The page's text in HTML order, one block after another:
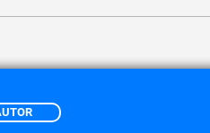
pertencimento